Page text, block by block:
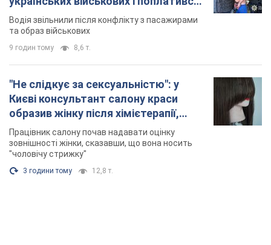
Відео
Водія звільнили після конфлікту з пасажирами
та образ військових
9 годин тому 8,6 т.
"Не слідкує за сексуальністю": у
Києві консультант салону краси
образив жінку після хімієтерапії,
розгорівся скандал. Фото
Працівник салону почав надавати оцінку
зовнішності жінки, сказавши, що вона носить
"чоловічу стрижку"
3 години тому 12,8 т.